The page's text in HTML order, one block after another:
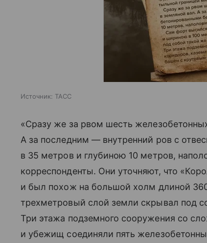
Источник: ТАСС
«Сразу же за рвом шесть
А за последним — внутренний ров с
в 35 метров и глубиною 10 метров,
корреспонденты. Они уточняют, что
и был похож на большой холм длиной
трехметровый слой земли скрывал под
Три этажа подземного сооружения со
и убежищ соединяли пять